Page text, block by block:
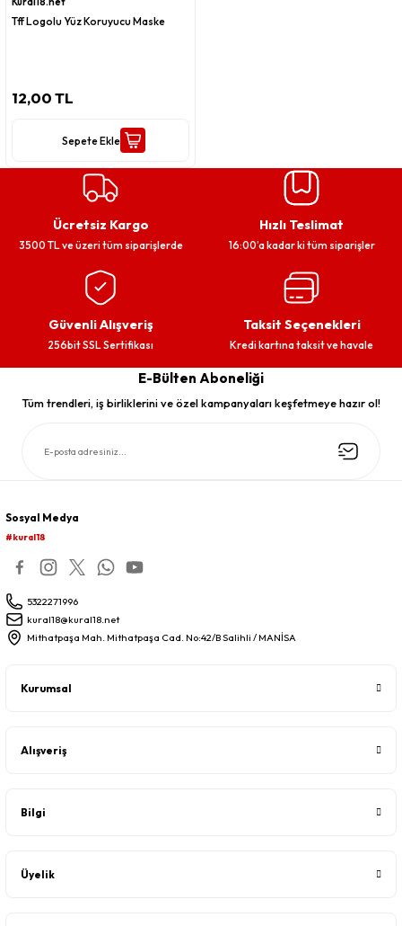
Tff Logolu Yüz Koruyucu Maske
12,00 TL
Sepete Ekle
Ücretsiz Kargo
3500 TL ve üzeri tüm siparişlerde
Hızlı Teslimat
16:00’a kadar ki tüm siparişler
Güvenli Alışveriş
256bit SSL Sertifikası
Taksit Seçenekleri
Kredi kartına taksit ve havale
E-Bülten Aboneliği
Tüm trendleri, iş birliklerini ve özel kampanyaları keşfetmeye hazır ol!
Sosyal Medya
#kural18
5322271996
kural18@kural18.net
Mithatpaşa Mah. Mithatpaşa Cad. No:42/B Salihli / MANİSA
Kurumsal
Alışveriş
Bilgi
Üyelik